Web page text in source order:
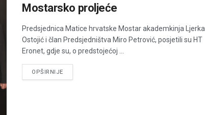
Mostarsko proljeće
Predsjednica Matice hrvatske Mostar akademkinja Ljerka
Ostojić i član Predsjedništva Miro Petrović, posjetili su HT
Eronet, gdje su, o predstojećoj ...
OPŠIRNIJEDETAILS